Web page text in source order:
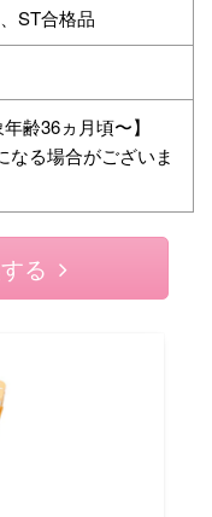
ST合格品
齢36ヵ月頃〜】
なる場合がございま
る